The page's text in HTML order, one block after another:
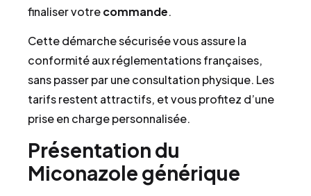
finaliser votrecommande.
Cette démarche sécurisée vous assure la
conformité aux réglementations françaises,
sans passer par une consultation physique. Les
tarifs restent attractifs, et vous profitez d’une
prise en charge personnalisée.
Présentation du
Miconazole générique